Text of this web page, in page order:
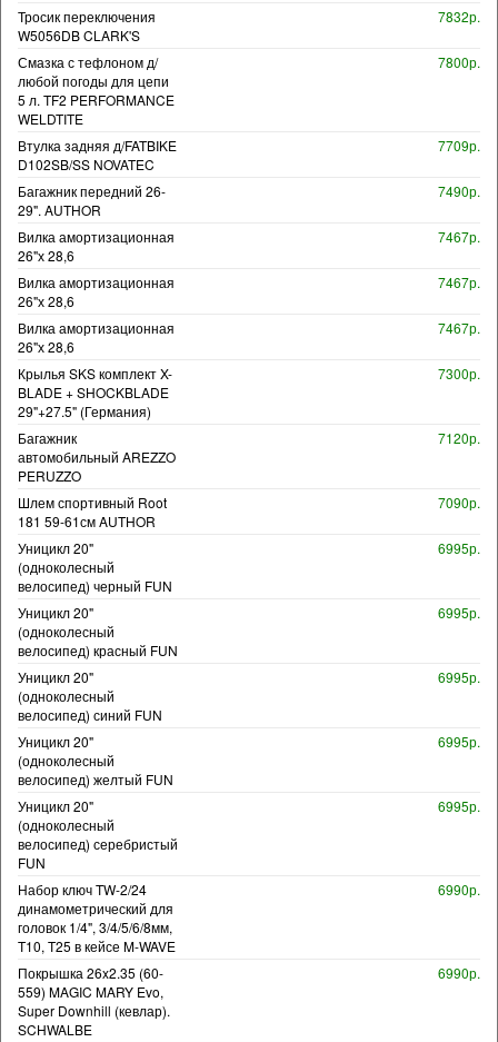
Тросик переключения
W5056DB CLARK'S
7832р.
Смазка с тефлоном д/
любой погоды для цепи
5 л. TF2 PERFORMANCE
WELDTITE
7800р.
Втулка задняя д/FATBIKE
D102SB/SS NOVATEC
7709р.
Багажник передний 26-
29". AUTHOR
7490р.
Вилка амортизационная
26"х 28,6
7467р.
Вилка амортизационная
26"х 28,6
7467р.
Вилка амортизационная
26"х 28,6
7467р.
Крылья SKS комплект X-
BLADE + SHOCKBLADE
29"+27.5" (Германия)
7300р.
Багажник
автомобильный AREZZO
PERUZZO
7120р.
Шлем спортивный Root
181 59-61см AUTHOR
7090р.
Уницикл 20"
(одноколесный
велосипед) черный FUN
6995р.
Уницикл 20"
(одноколесный
велосипед) красный FUN
6995р.
Уницикл 20"
(одноколесный
велосипед) синий FUN
6995р.
Уницикл 20"
(одноколесный
велосипед) желтый FUN
6995р.
Уницикл 20"
(одноколесный
велосипед) серебристый
FUN
6995р.
Набор ключ TW-2/24
динамометрический для
головок 1/4", 3/4/5/6/8мм,
T10, T25 в кейсе M-WAVE
6990р.
Покрышка 26x2.35 (60-
559) MAGIC MARY Evo,
Super Downhill (кевлар).
SCHWALBE
6990р.